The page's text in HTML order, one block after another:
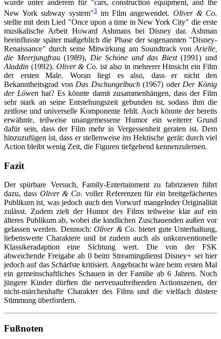
wurde unter anderem für "cars, construction equipment, and the
New York subway system"3im Film angewendet. Oliver & Co.
stellte mit dem Lied "Once upon a time in New York City" die erste
musikalische Arbeit Howard Ashmans bei Disney dar. Ashman
beeinflusste später maßgeblich die Phase der sogenannten "Disney-
Renaissance" durch seine Mitwirkung am Soundtrack von Arielle,
die Meerjungfrau(1989), Die Schöne und das Biest(1991) und
Aladdin (1992). Oliver & Co.ist also in mehrerer Hinsicht ein Film
der ersten Male. Woran liegt es also, dass er nicht den
Bekanntheitsgrad von Das Dschungelbuch(1967) oder Der König
der Löwen hat? Es könnte damit zusammenhängen, dass der Film
sehr stark an seine Entstehungszeit gebunden ist, sodass ihm die
zeitlose und universelle Komponente fehlt. Auch könnte der bereits
erwähnte, teilweise unangemessene Humor ein weiterer Grund
dafür sein, dass der Film mehr in Vergessenheit geraten ist. Dem
hinzuzufügen ist, dass er stellenweise ins Hektische gerät: durch viel
Action bleibt wenig Zeit, die Figuren tiefgehend kennenzulernen.
Fazit
Der spürbare Versuch, Family-Entertainment zu fabrizieren führt
dazu, dass Oliver & Co. voller Referenzen für ein breitgefächertes
Publikum ist, was jedoch auch den Vorwurf mangelnder Originalität
zulässt. Zudem zielt der Humor des Films teilweise klar auf ein
älteres Publikum ab, wobei die kindlichen Zuschauenden außen vor
gelassen werden. Dennoch:Oliver & Co. bietet gute Unterhaltung,
liebenswerte Charaktere und ist zudem auch als unkonventionelle
Klassikeradaption eine Sichtung wert. Die von der FSK
abweichende Freigabe ab 0 beim Streamingdienst Disney+ sei hier
jedoch auf das Schärfste kritisiert. Angebracht wäre beim ersten Mal
ein gemeinschaftliches Schauen in der Familie ab 6 Jahren. Noch
jüngere Kinder dürften die nervenaufreibenden Actionszenen, der
nicht-märchenhafte Charakter des Films und die vielfach düstere
Stimmung überfordern.
Fußnoten